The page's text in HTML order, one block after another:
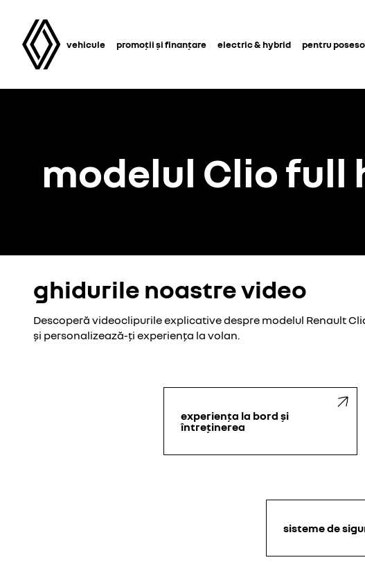
vehicule promoții și finanțare electric & hybrid pentru
modelul Clio full
ghidurile noastre video
Descoperă videoclipurile explicative despre modelul Renault
și personalizează-ți experiența la volan.
experiența la bord și
întreținerea
sisteme de